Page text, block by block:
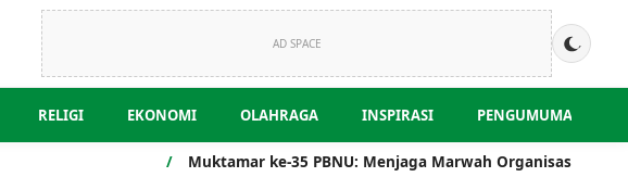
AD SPACE
RELIGI EKONOMI OLAHRAGA INSPIRASI PENGUMUMAN
Muktamar ke-35 PBNU: Menjaga Marwah Organisasi di Tengah